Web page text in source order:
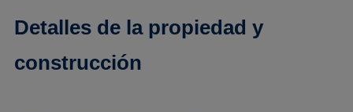
Detalles de la propiedad y
construcción